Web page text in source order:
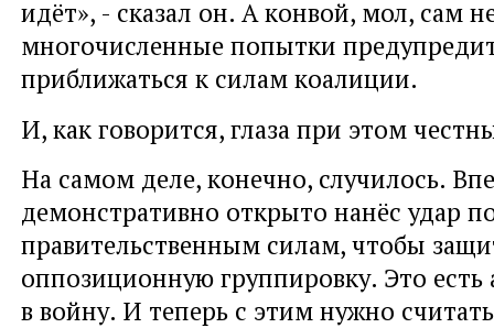
идёт», - сказал он. А конвой, мол, сам
многочисленные попытки
приближаться к силам коалиции.
И, как говорится, глаза при этом
На самом деле, конечно, случилось.
демонстративно открыто нанёс удар
правительственным силам, чтобы
оппозиционную группировку. Это есть
в войну. И теперь с этим нужно